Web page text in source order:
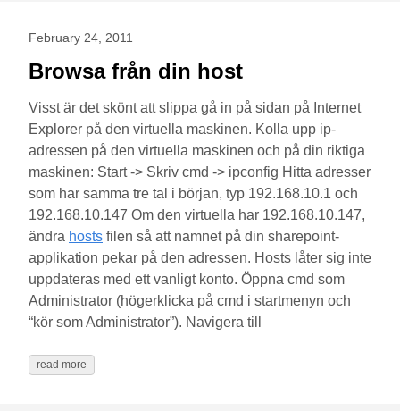
February 24, 2011
Browsa från din host
Visst är det skönt att slippa gå in på sidan på Internet
Explorer på den virtuella maskinen. Kolla upp ip-
adressen på den virtuella maskinen och på din riktiga
maskinen: Start -> Skriv cmd -> ipconfig Hitta adresser
som har samma tre tal i början, typ 192.168.10.1 och
192.168.10.147 Om den virtuella har 192.168.10.147,
ändra hosts filen så att namnet på din sharepoint-
applikation pekar på den adressen. Hosts låter sig inte
uppdateras med ett vanligt konto. Öppna cmd som
Administrator (högerklicka på cmd i startmenyn och
“kör som Administrator”). Navigera till
read more